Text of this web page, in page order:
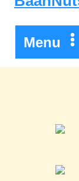
Menu